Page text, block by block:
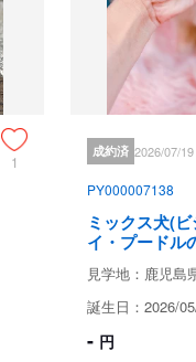
遠方のお客様は
保証とサポー
生体保証内容
生命保証ございま
見学、受け
1
成約済 2026/07/
PY000007138
ミックス犬(
イ・プードル
見学地：鹿児島
誕生日：2026/
- 円